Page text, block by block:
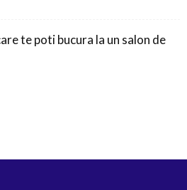
te poti bucura la un salon de